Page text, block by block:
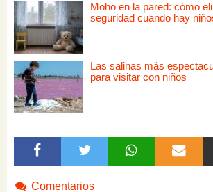
Moho en la pared: cómo
seguridad cuando hay
Las salinas más
para visitar con niños
Comentarios